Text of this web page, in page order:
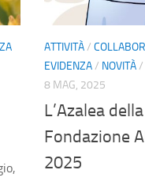
ATTIVITÀ/
EVIDENZA/ NOVITÀ/
8 MAG, 2025
L’Azalea
Fondazione
2025